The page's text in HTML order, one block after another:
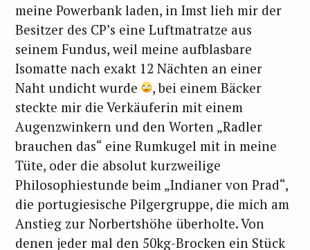
meine Powerbank laden, in Imst lieh mir der
Besitzer des CP’s eine Luftmatratze aus
seinem Fundus, weil meine aufblasbare
Isomatte nach exakt 12 Nächten an einer
Naht undicht wurde
, bei einem Bäcker
steckte mir die Verkäuferin mit einem
Augenzwinkern und den Worten „Radler
brauchen das“ eine Rumkugel mit in meine
Tüte, oder die absolut kurzweilige
Philosophiestunde beim „Indianer von Prad“,
die portugiesische Pilgergruppe, die mich am
Anstieg zur Norbertshöhe überholte. Von
denen jeder mal den 50kg-Brocken ein Stück